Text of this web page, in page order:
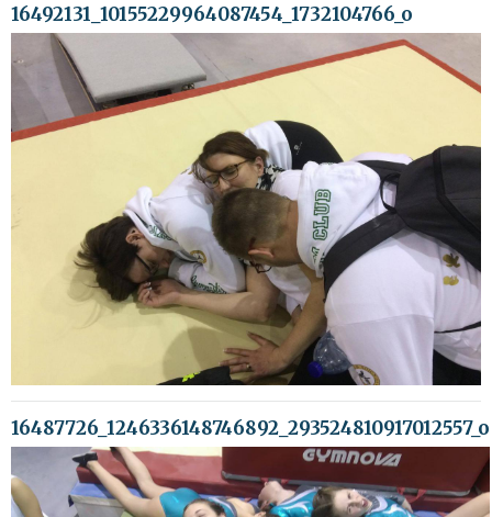
16492131_10155229964087454_1732104766_o
16487726_1246336148746892_293524810917012557_o